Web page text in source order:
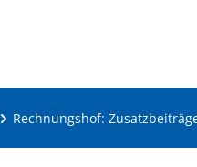
Rechnungshof: